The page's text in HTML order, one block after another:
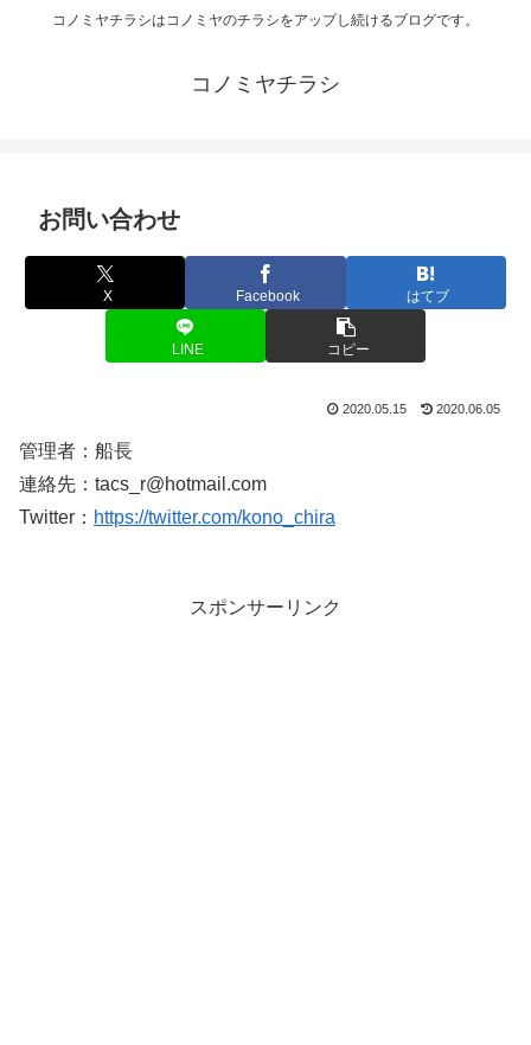
コノミヤチラシはコノミヤのチラシをアップし続けるブログです。
コノミヤチラシ
お問い合わせ
X Facebook はてブ
LINE コピー
2020.05.15 2020.06.05
管理者：船長
連絡先：tacs_r@hotmail.com
Twitter： https://twitter.com/kono_chira
スポンサーリンク